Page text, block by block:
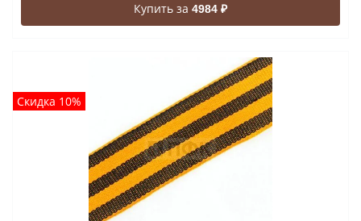
Купить за 4984 ₽
Скидка 10%